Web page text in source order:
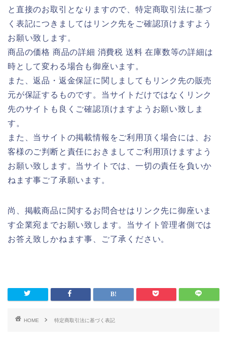
と直接のお取引となりますので、特定商取引法に基づ
く表記につきましてはリンク先をご確認頂けますよう
お願い致します。
商品の価格 商品の詳細 消費税 送料 在庫数等の詳細は
時として変わる場合も御座います。
また、返品・返金保証に関しましてもリンク先の販売
元が保証するものです。当サイトだけではなくリンク
先のサイトも良くご確認頂けますようお願い致しま
す。
また、当サイトの掲載情報をご利用頂く場合には、お
客様のご判断と責任におきましてご利用頂けますよう
お願い致します。当サイトでは、一切の責任を負いか
ねます事ご了承願います。
尚、掲載商品に関するお問合せはリンク先に御座いま
す企業宛までお願い致します。当サイト管理者側では
お答え致しかねます事、ご了承ください。
HOME 特定商取引法に基づく表記